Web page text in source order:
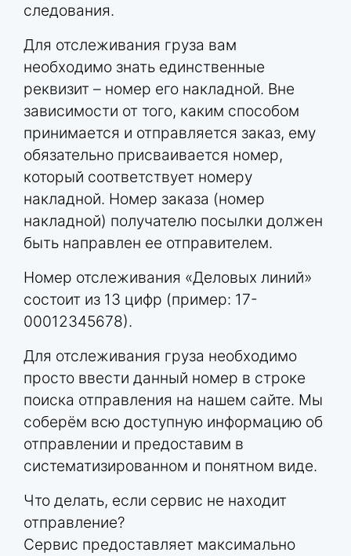
следования.
Для отслеживания груза вам
необходимо знать единственные
реквизит – номер его накладной. Вне
зависимости от того, каким способом
принимается и отправляется заказ, ему
обязательно присваивается номер,
который соответствует номеру
накладной. Номер заказа (номер
накладной) получателю посылки должен
быть направлен ее отправителем.
Номер отслеживания «Деловых линий»
состоит из 13 цифр (пример: 17-
00012345678).
Для отслеживания груза необходимо
просто ввести данный номер в строке
поиска отправления на нашем сайте. Мы
соберём всю доступную информацию об
отправлении и предоставим в
систематизированном и понятном виде.
Что делать, если сервис не находит
отправление?
Сервис предоставляет максимально